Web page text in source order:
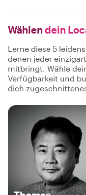
Wählen dein
Lerne diese 5
denen jeder
mitbringt. Wähle
Verfügbarkeit und
dich